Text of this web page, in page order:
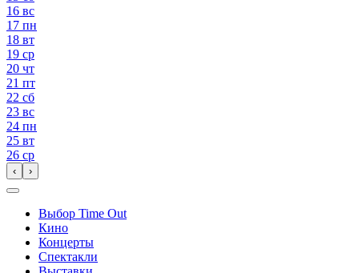
16 вс
17 пн
18 вт
19 ср
20 чт
21 пт
22 сб
23 вс
24 пн
25 вт
26 ср
‹ ›
Выбор Time Out
Кино
Концерты
Спектакли